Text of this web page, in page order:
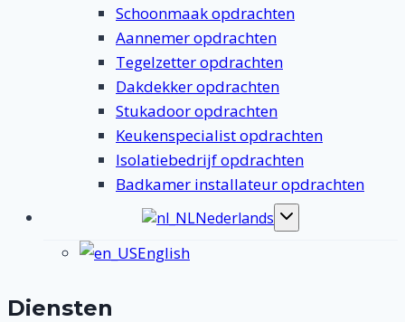
Schoonmaak opdrachten
Aannemer opdrachten
Tegelzetter opdrachten
Dakdekker opdrachten
Stukadoor opdrachten
Keukenspecialist opdrachten
Isolatiebedrijf opdrachten
Badkamer installateur opdrachten
Nederlands
Toggle
English
Diensten